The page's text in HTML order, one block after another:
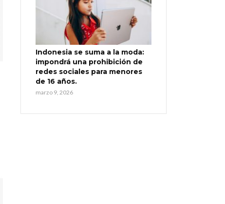
Indonesia se suma a la moda:
impondrá una prohibición de
redes sociales para menores
de 16 años.
marzo 9, 2026